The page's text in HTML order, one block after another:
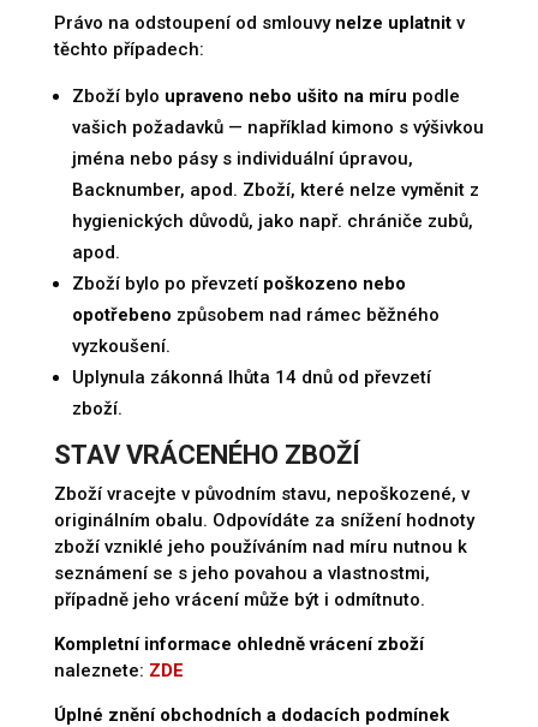
Právo na odstoupení od smlouvy nelze uplatnitv
těchto případech:
Zboží bylo upraveno nebo ušito na míru podle
vašich požadavků — například kimono s výšivkou
jména nebo pásy s individuální úpravou,
Backnumber, apod. Zboží, které nelze vyměnit z
hygienických důvodů, jako např. chrániče zubů,
apod.
Zboží bylo po převzetí poškozeno nebo
opotřebeno způsobem nad rámec běžného
vyzkoušení.
Uplynula zákonná lhůta 14 dnů od převzetí
zboží.
STAV VRÁCENÉHO ZBOŽÍ
Zboží vracejte v původním stavu, nepoškozené, v
originálním obalu. Odpovídáte za snížení hodnoty
zboží vzniklé jeho používáním nad míru nutnou k
seznámení se s jeho povahou a vlastnostmi,
případně jeho vrácení může být i odmítnuto.
Kompletní informace ohledně vrácení zboží
naleznete: ZDE
Úplné znění obchodních a dodacích podmínek